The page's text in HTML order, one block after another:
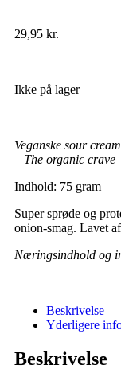
29,95 kr.
Ikke på lager
Veganske sour
– The organic crave
Indhold: 75 gram
Super sprøde og
onion-smag. Lavet
Næringsindhold og
Beskrivelse
Yderligere
Beskrivelse